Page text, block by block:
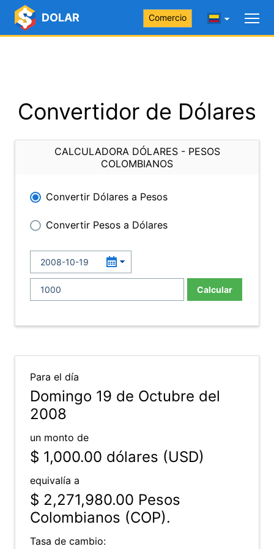
DOLAR Comercio
Convertidor de Dólares
CALCULADORA DÓLARES - PESOS
COLOMBIANOS
Convertir Dólares a Pesos
Convertir Pesos a Dólares
Calcular
Para el día
Domingo 19 de Octubre del
2008
un monto de
$ 1,000.00 dólares (USD)
equivalía a
$ 2,271,980.00 Pesos
Colombianos (COP).
Tasa de cambio: